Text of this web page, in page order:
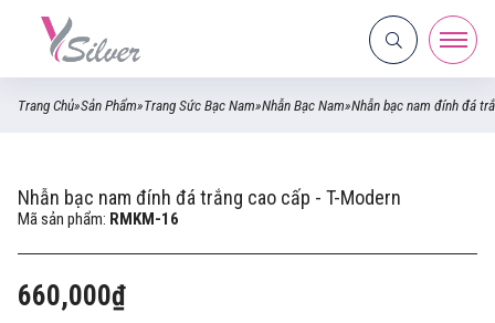
Trang Chủ»Sản Phẩm»Trang Sức Bạc Nam»Nhẫn Bạc Nam»Nhẫn bạc nam đính đá
Nhẫn bạc nam đính đá trắng cao cấp - T-Modern
Mã sản phẩm: RMKM-16
660,000₫